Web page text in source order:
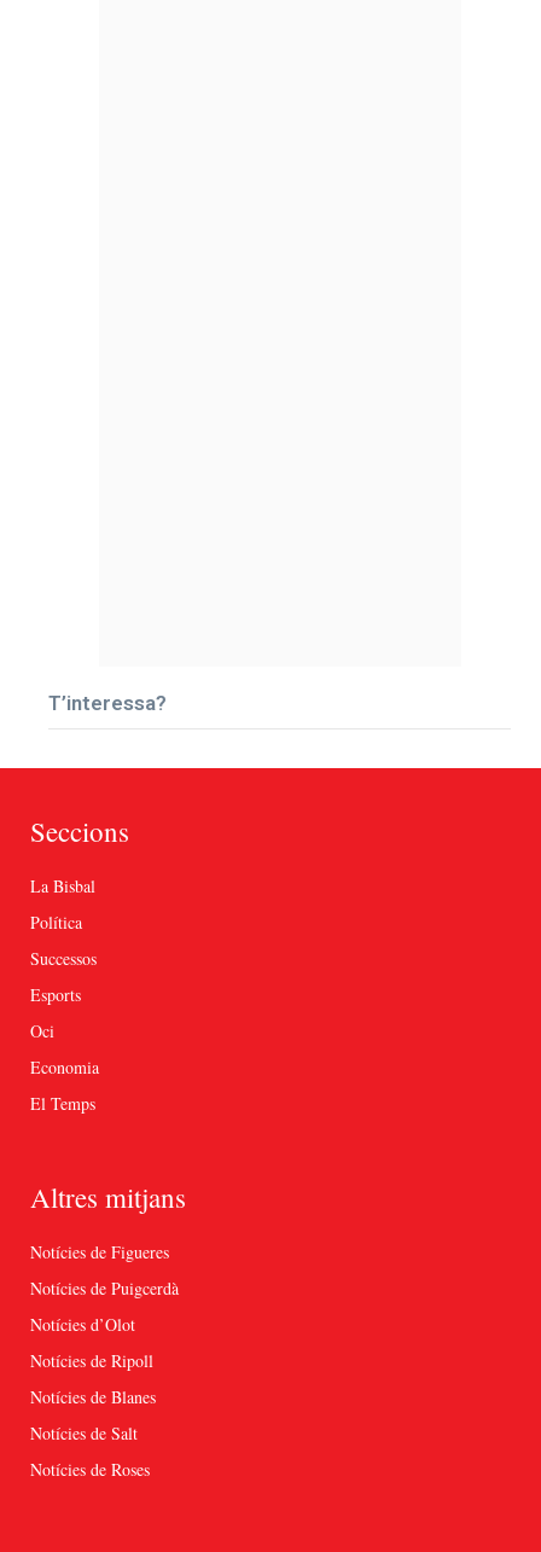
T’interessa?
Seccions
La Bisbal
Política
Successos
Esports
Oci
Economia
El Temps
Altres mitjans
Notícies de Figueres
Notícies de Puigcerdà
Notícies d’Olot
Notícies de Ripoll
Notícies de Blanes
Notícies de Salt
Notícies de Roses